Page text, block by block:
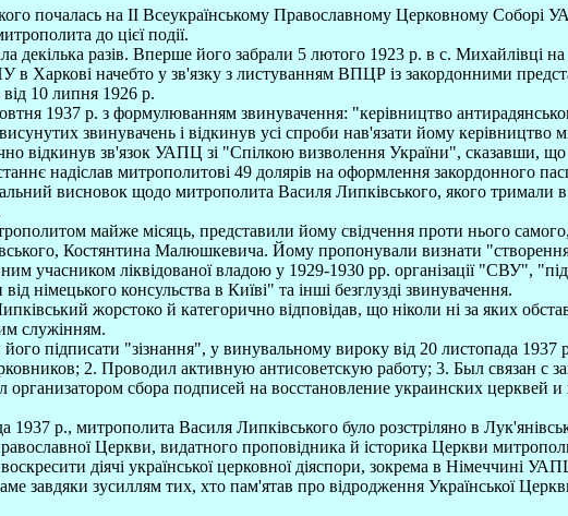
почалась на ІІ Всеукраїнському Православному Церковному Соборі
до цієї події.
декілька разів. Вперше його забрали 5 лютого 1923 р. в с. Михайлівці
в Харкові начебто у зв'язку з листуванням ВПЦР із закордонними
10 липня 1926 р.
1937 р. з формулюванням звинувачення: "керівництво
звинувачень і відкинув усі спроби нав'язати йому
відкинув зв'язок УАПЦ зі "Спілкою визволення України", сказавши, що
надіслав митрополитові 49 долярів на оформлення закордонного
висновок щодо митрополита Василя Липківського, якого тримали в
майже місяць, представили йому свідчення проти нього
Костянтина Малюшкевича. Йому пропонували визнати "створення"
учасником ліквідованої владою у 1929-1930 рр. організації "СВУ",
німецького консульства в Київі" та інші безглузді звинувачення.
жорстоко й категорично відповідав, що ніколи ні за яких
служінням.
підписати "зізнання", у винувальному вироку від 20 листопада
2. Проводил активную антисоветскую работу; 3. Был связан
сбора подписей на восстановление украинских церквей
р., митрополита Василя Липківського було розстріляно в
Церкви, видатного проповідника й історика Церкви
діячі української церковної діяспори, зокрема в Німеччині
завдяки зусиллям тих, хто пам'ятав про відродження Української